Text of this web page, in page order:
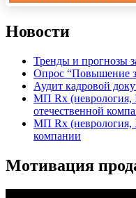
Новости
Тренды и прогнозы
Опрос “Повышение
Аудит кадровой
МП Rx
отечественной
МП Rx (неврология,
компании
Мотивация